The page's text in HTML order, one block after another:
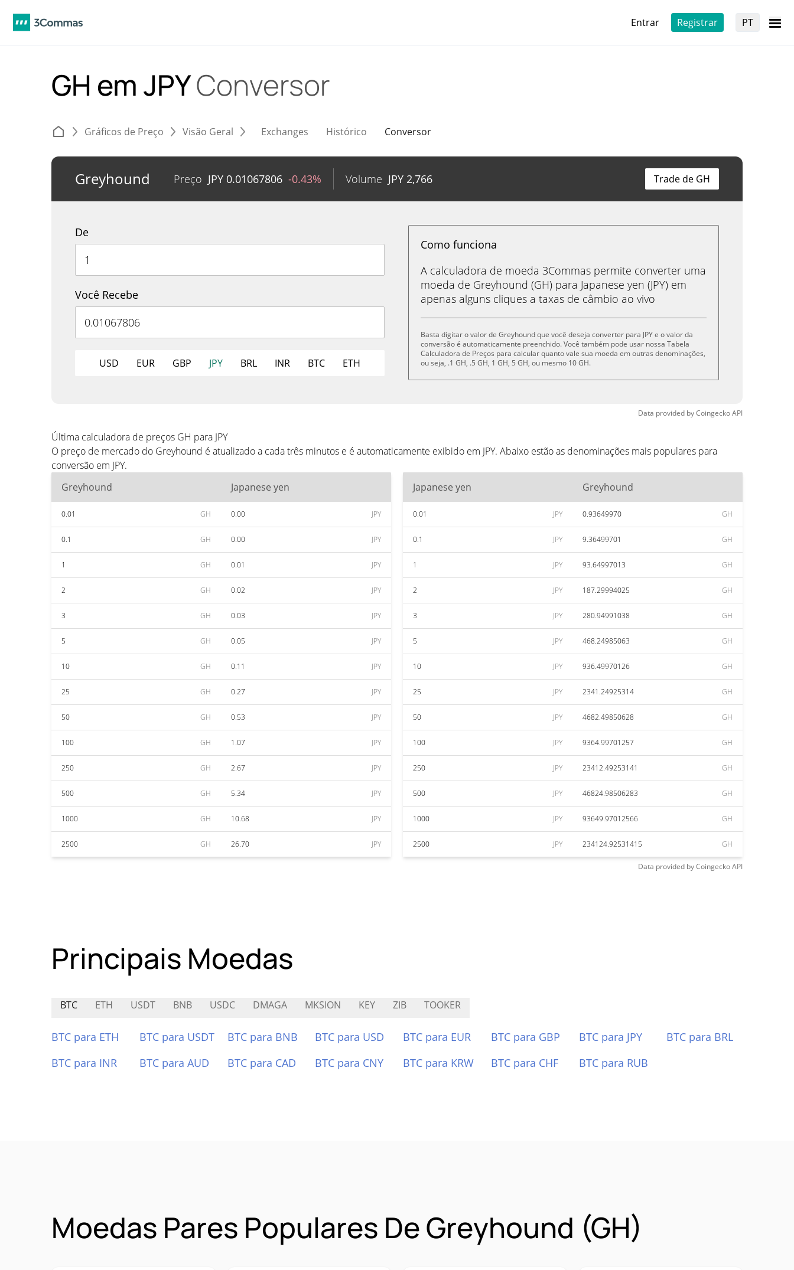
Entrar Registrar PT
GH em JPYConversor
Gráficos de Preço Visão Geral Exchanges Histórico Conversor
Greyhound Preço JPY 0.01067806 -0.43% Volume JPY 2,766 Trade de GH
De
Você Recebe
USD EUR GBP JPY BRL INR BTC ETH
Como funciona
A calculadora de moeda 3Commas permite converter uma
moeda de Greyhound (GH) para Japanese yen (JPY) em
apenas alguns cliques a taxas de câmbio ao vivo
Basta digitar o valor de Greyhound que você deseja converter para JPY e o valor da
conversão é automaticamente preenchido. Você também pode usar nossa Tabela
Calculadora de Preços para calcular quanto vale sua moeda em outras denominações,
ou seja, .1 GH, .5 GH, 1 GH, 5 GH, ou mesmo 10 GH.
Data provided byCoingeckoAPI
Última calculadora de preços GH para JPY
O preço de mercado do Greyhound é atualizado a cada três minutos e é automaticamente exibido em JPY. Abaixo estão as denominações mais populares para
conversão em JPY.
Greyhound
Japanese yen
0.01 GH 0.00 JPY
0.1 GH 0.00 JPY
1 GH 0.01 JPY
2 GH 0.02 JPY
3 GH 0.03 JPY
5 GH 0.05 JPY
10 GH 0.11 JPY
25 GH 0.27 JPY
50 GH 0.53 JPY
100 GH 1.07 JPY
250 GH 2.67 JPY
500 GH 5.34 JPY
1000 GH 10.68 JPY
2500 GH 26.70 JPY
Japanese yen Greyhound
0.01 JPY 0.93649970 GH
0.1 JPY 9.36499701 GH
1 JPY 93.64997013 GH
2 JPY 187.29994025 GH
3 JPY 280.94991038 GH
5 JPY 468.24985063 GH
10 JPY 936.49970126 GH
25 JPY 2341.24925314 GH
50 JPY 4682.49850628 GH
100 JPY 9364.99701257 GH
250 JPY 23412.49253141 GH
500 JPY 46824.98506283 GH
1000 JPY 93649.97012566 GH
2500 JPY 234124.92531415 GH
Data provided byCoingeckoAPI
Principais Moedas
BTC ETH USDT BNB USDC DMAGA MKSION KEY ZIB TOOKER
BTC para ETH BTC para USDT BTC para BNB BTC para USD BTC para EUR BTC para GBP BTC para JPY
BTC para BRL
BTC para INR
BTC para AUD BTC para CAD BTC para CNY BTC para KRW BTC para CHF BTC para RUB
Moedas Pares Populares De Greyhound (GH)